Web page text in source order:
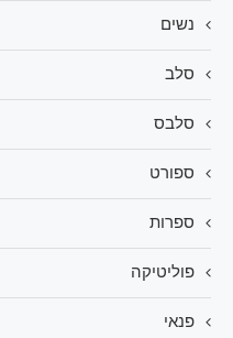
נשים
סלב
סלבס
ספורט
ספרות
פוליטיקה
פנאי